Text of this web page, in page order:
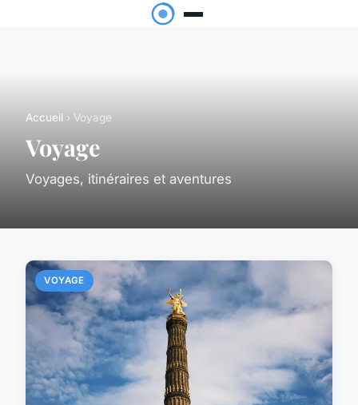
Accueil › Voyage
Voyage
Voyages, itinéraires et aventures
VOYAGE